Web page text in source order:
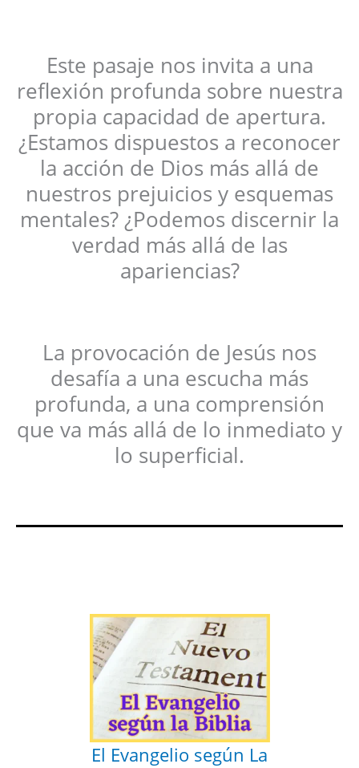
Este pasaje nos invita a una
reflexión profunda sobre nuestra
propia capacidad de apertura.
¿Estamos dispuestos a reconocer
la acción de Dios más allá de
nuestros prejuicios y esquemas
mentales? ¿Podemos discernir la
verdad más allá de las
apariencias?
La provocación de Jesús nos
desafía a una escucha más
profunda, a una comprensión
que va más allá de lo inmediato y
lo superficial.
El Evangelio según La